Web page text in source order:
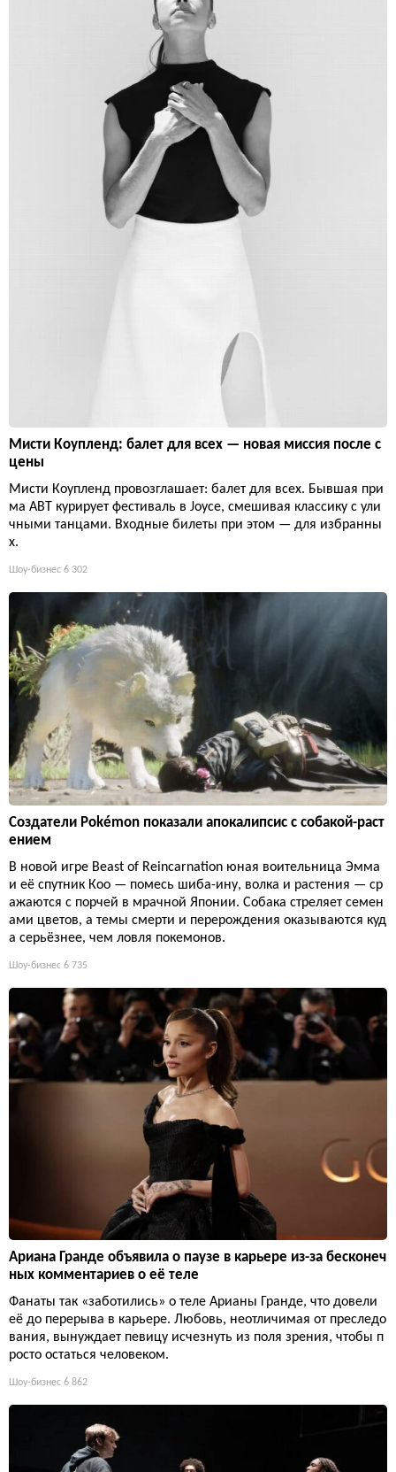
Мисти Коупленд: балет для всех — новая миссия после с
цены
Мисти Коупленд провозглашает: балет для всех. Бывшая при
ма ABT курирует фестиваль в Joyce, смешивая классику с ули
чными танцами. Входные билеты при этом — для избранны
х.
Шоу-бизнес 6 302
Создатели Pokémon показали апокалипсис с собакой-раст
ением
В новой игре Beast of Reincarnation юная воительница Эмма
и её спутник Кoo — помесь шиба-ину, волка и растения — ср
ажаются с порчей в мрачной Японии. Собака стреляет семен
ами цветов, а темы смерти и перерождения оказываются куд
а серьёзнее, чем ловля покемонов.
Шоу-бизнес 6 735
Ариана Гранде объявила о паузе в карьере из-за бесконеч
ных комментариев о её теле
Фанаты так «заботились» о теле Арианы Гранде, что довели
её до перерыва в карьере. Любовь, неотличимая от преследо
вания, вынуждает певицу исчезнуть из поля зрения, чтобы п
росто остаться человеком.
Шоу-бизнес 6 862